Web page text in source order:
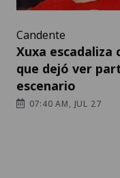
Candente
Xuxa
que dejó ver
escenario
07:40 AM, JUL 27